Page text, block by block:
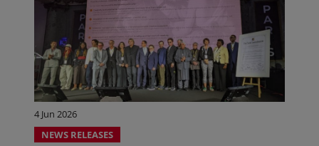
4 Jun 2026
NEWS RELEASES